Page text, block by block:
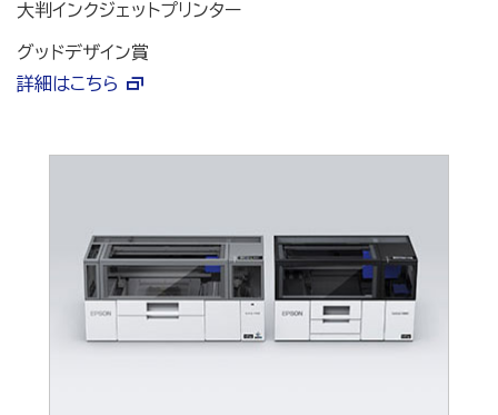
大判インクジェットプリンター
グッドデザイン賞
詳細はこちら